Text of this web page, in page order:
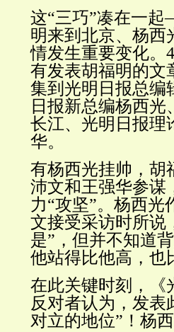
这“三巧”凑在一
明来到北京、杨西
情发生重要变化。
有发表胡福明的文
集到光明日报总编
日报新总编杨西
长江、光明日报理
华。
有杨西光挂帅，胡
沛文和王强华参谋
力“攻坚”。 杨西光
文接受采访时所说
是”，但并不知道
他站得比他高，也
在此关键时刻，《
反对者认为，发表
对立的地位”！杨